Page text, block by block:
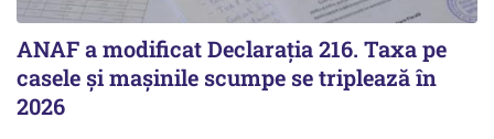
ANAF a modificat Declarația 216. Taxa pe
casele și mașinile scumpe se triplează în
2026